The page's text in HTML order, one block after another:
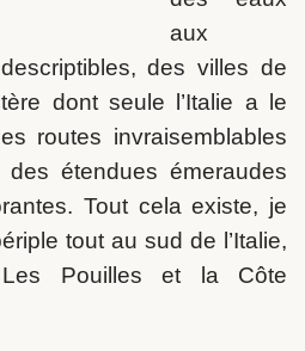
aux
des villes de
dont seule l’Italie a le
routes invraisemblables
étendues émeraudes
Tout cela existe, je
tout au sud de l’Italie,
Pouilles et la Côte